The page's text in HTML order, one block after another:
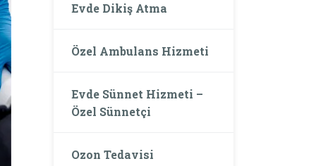
Evde Dikiş Atma
Özel Ambulans Hizmeti
Evde Sünnet Hizmeti –
Özel Sünnetçi
Ozon Tedavisi